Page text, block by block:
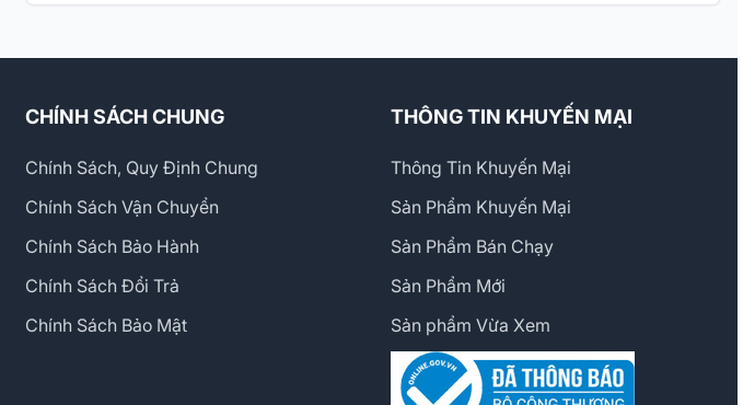
CHÍNH SÁCH CHUNG
Chính Sách, Quy Định Chung
Chính Sách Vận Chuyển
Chính Sách Bảo Hành
Chính Sách Đổi Trả
Chính Sách Bảo Mật
THÔNG TIN KHUYẾN MẠI
Thông Tin Khuyến Mại
Sản Phẩm Khuyến Mại
Sản Phẩm Bán Chạy
Sản Phẩm Mới
Sản phẩm Vừa Xem